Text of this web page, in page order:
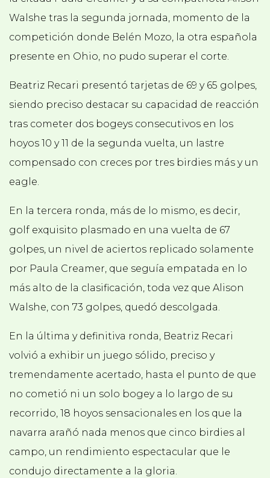
Walshe tras la segunda jornada, momento de la
competición donde Belén Mozo, la otra española
presente en Ohio, no pudo superar el corte.
Beatriz Recari presentó tarjetas de 69 y 65 golpes,
siendo preciso destacar su capacidad de reacción
tras cometer dos bogeys consecutivos en los
hoyos 10 y 11 de la segunda vuelta, un lastre
compensado con creces por tres birdies más y un
eagle.
En la tercera ronda, más de lo mismo, es decir,
golf exquisito plasmado en una vuelta de 67
golpes, un nivel de aciertos replicado solamente
por Paula Creamer, que seguía empatada en lo
más alto de la clasificación, toda vez que Alison
Walshe, con 73 golpes, quedó descolgada.
En la última y definitiva ronda, Beatriz Recari
volvió a exhibir un juego sólido, preciso y
tremendamente acertado, hasta el punto de que
no cometió ni un solo bogey a lo largo de su
recorrido, 18 hoyos sensacionales en los que la
navarra arañó nada menos que cinco birdies al
campo, un rendimiento espectacular que le
condujo directamente a la gloria.